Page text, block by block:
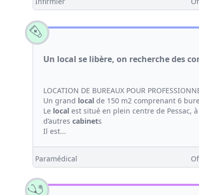
Un local se libère, on recherche des
LOCATION DE BUREAUX POUR
Un grand local de 150 m2 comprenant 6
Le local est situé en plein centre de Pessac,
d’autres cabinets
Il est...
Paramédical